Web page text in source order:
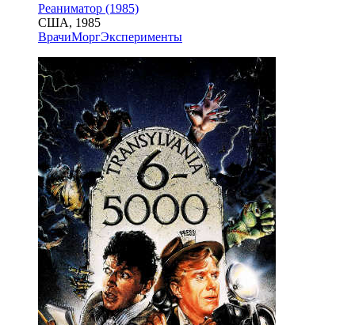
Реаниматор (1985)
США, 1985
ВрачиМоргЭксперименты